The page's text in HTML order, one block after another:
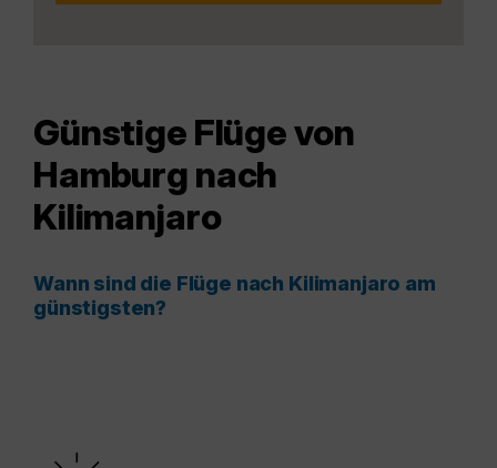
Günstige Flüge von
Hamburg nach
Kilimanjaro
Wann sind die Flüge nach Kilimanjaro am
günstigsten?